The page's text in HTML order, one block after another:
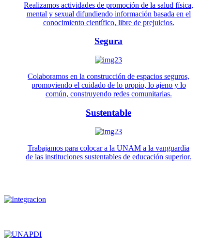
Realizamos actividades de promoción de la salud física,
mental y sexual difundiendo información basada en el
conocimiento científico, libre de prejuicios.
Segura
Colaboramos en la construcción de espacios seguros,
promoviendo el cuidado de lo propio, lo ajeno y lo
común, construyendo redes comunitarias.
Sustentable
Trabajamos para colocar a la UNAM a la vanguardia
de las instituciones sustentables de educación superior.